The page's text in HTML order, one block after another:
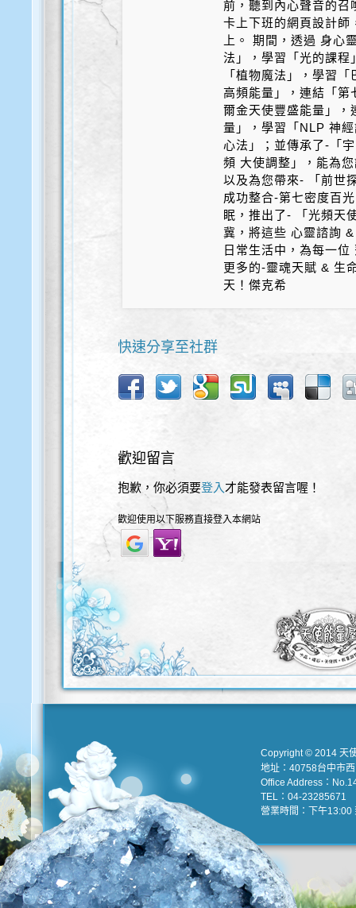
前，聽到內心聲音的召
卡上下班的網頁設計師
上。 期間，透過 身心
法」，學習「光的課程
「植物魔法」，學習
高頻能量」，連結「第
爾金天使豐盛能量」，
量」，學習「NLP 神
心法」；並傳承了-「
頻 大使調整」，能為
以及為您帶來- 「前世
成功整合-第七密度百
眠，推出了- 「光頻天
冀，將這些 心靈諮詢
日常生活中，為每一
更多的-靈魂天賦 & 生
天！傑克希
快速分享至社群
歡迎留言
抱歉，你必須要登入 才能發表留言喔！
歡迎使用以下服務直接登入本網站
Copyright © 2014 天
地址：40758台中市
Office Address：
TEL：04-23285671
營業時間：下午13:00